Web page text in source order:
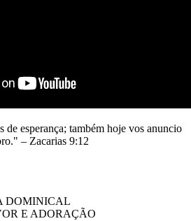
de esperança; também hoje vos anuncio
– Zacarias 9:12
DOMINICAL
E ADORAÇÃO